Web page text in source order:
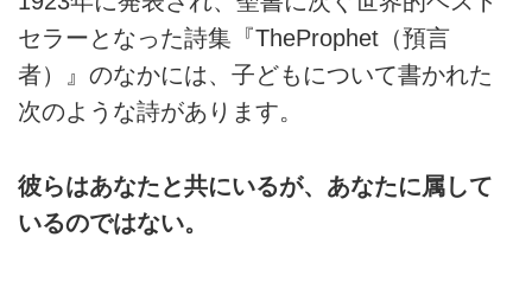
セラーとなった詩集『TheProphet（預言
者）』のなかには、子どもについて書かれた
次のような詩があります。
彼らはあなたと共にいるが、あなたに属して
いるのではない。